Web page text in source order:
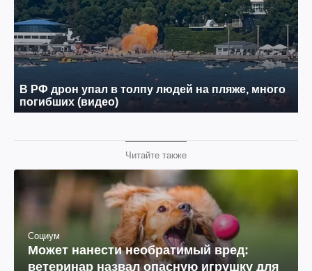
Читайте также
Социум
Может нанести необратимый вред:
ветеринар назвал опасную игрушку для